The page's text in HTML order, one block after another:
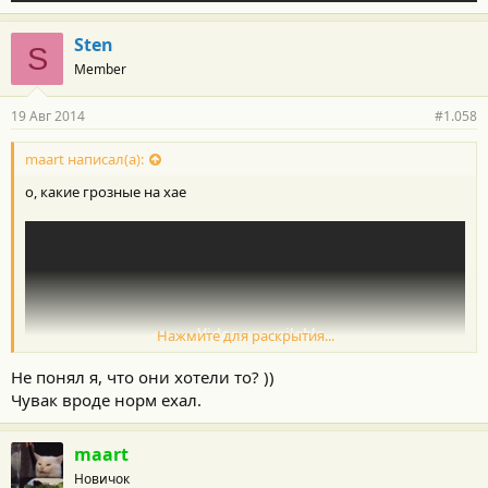
S Sten
Member
19 Авг 2014 #1.058
maart написал(а):
о, какие грозные на хае
Нажмите для раскрытия...
Не понял я, что они хотели то? ))
Чувак вроде норм ехал.
maart
Новичок